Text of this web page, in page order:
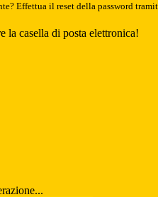
Effettua il reset della password
la casella di posta elettronica!